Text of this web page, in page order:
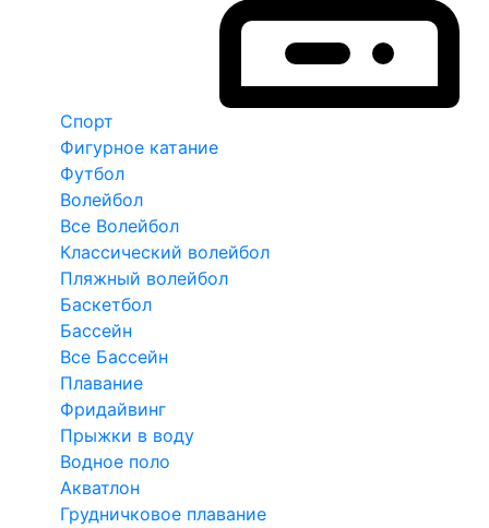
Спорт
Фигурное катание
Футбол
Волейбол
Все Волейбол
Классический волейбол
Пляжный волейбол
Баскетбол
Бассейн
Все Бассейн
Плавание
Фридайвинг
Прыжки в воду
Водное поло
Акватлон
Грудничковое плавание